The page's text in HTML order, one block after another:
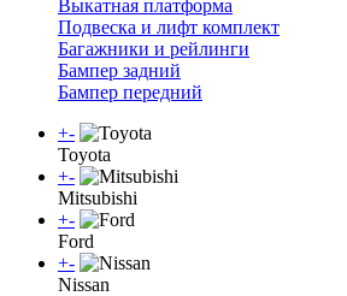
Выкатная платформа
Подвеска и лифт комплект
Багажники и рейлинги
Бампер задний
Бампер передний
+-
Toyota
+-
Mitsubishi
+-
Ford
+-
Nissan